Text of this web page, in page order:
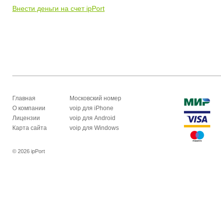
Внести деньги на счет ipPort
Главная
О компании
Лицензии
Карта сайта
Московский номер
voip для iPhone
voip для Android
voip для Windows
© 2026 ipPort